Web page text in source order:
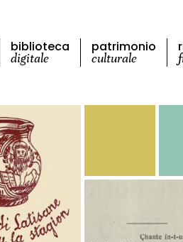
biblioteca
digitale
patrimonio
culturale